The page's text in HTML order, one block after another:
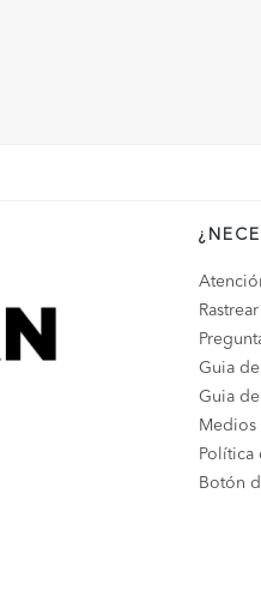
Guia
Guia
Medios
Política
Botón